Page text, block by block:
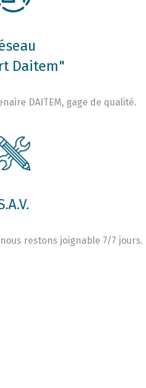
Daitem"
DAITEM, gage de qualité.
restons joignable 7/7 jours.